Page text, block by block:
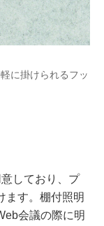
に掛けられるフッ
しており、プ
ます。棚付照明
会議の際に明